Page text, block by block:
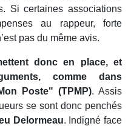
Si certaines associations
au rappeur, forte
pas du même avis.
donc en place, et
comme dans
Poste" (TPMP). Assis
se sont donc penchés
Delormeau. Indigné face